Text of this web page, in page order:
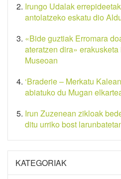
Irungo Udalak
antolatzeko eskatu dio
«Bide guztiak Erromara
ateratzen dira»
Museoan
‘Braderie – Merkatu
abiatuko du Mugan
Irun Zuzenean zikloak
ditu urriko bost
KATEGORIAK